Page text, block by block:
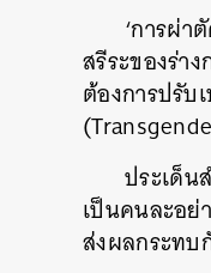
‘การผ่
สรีระของร่า
ต้องการปรับ
ประเด็น
เป็นคนละอย่
ส่งผลกระทบ